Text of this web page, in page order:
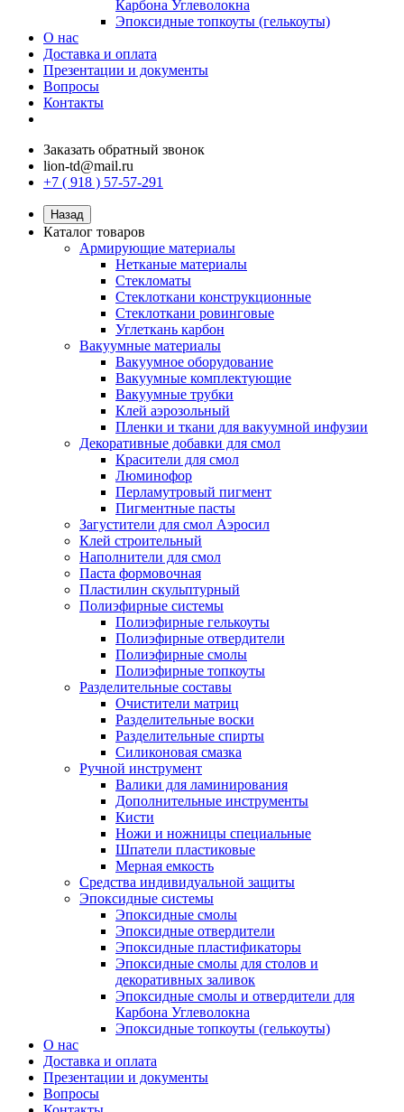
Карбона Углеволокна
Эпоксидные топкоуты (гелькоуты)
О нас
Доставка и оплата
Презентации и документы
Вопросы
Контакты
Заказать обратный звонок
lion-td@mail.ru
+7 ( 918 ) 57-57-291
Назад
Каталог товаров
Армирующие материалы
Нетканые материалы
Стекломаты
Стеклоткани конструкционные
Стеклоткани ровинговые
Углеткань карбон
Вакуумные материалы
Вакуумное оборудование
Вакуумные комплектующие
Вакуумные трубки
Клей аэрозольный
Пленки и ткани для вакуумной инфузии
Декоративные добавки для смол
Красители для смол
Люминофор
Перламутровый пигмент
Пигментные пасты
Загустители для смол Аэросил
Клей строительный
Наполнители для смол
Паста формовочная
Пластилин скульптурный
Полиэфирные системы
Полиэфирные гелькоуты
Полиэфирные отвердители
Полиэфирные смолы
Полиэфирные топкоуты
Разделительные составы
Очистители матриц
Разделительные воски
Разделительные спирты
Силиконовая смазка
Ручной инструмент
Валики для ламинирования
Дополнительные инструменты
Кисти
Ножи и ножницы специальные
Шпатели пластиковые
Мерная емкость
Средства индивидуальной защиты
Эпоксидные системы
Эпоксидные смолы
Эпоксидные отвердители
Эпоксидные пластификаторы
Эпоксидные смолы для столов и
декоративных заливок
Эпоксидные смолы и отвердители для
Карбона Углеволокна
Эпоксидные топкоуты (гелькоуты)
О нас
Доставка и оплата
Презентации и документы
Вопросы